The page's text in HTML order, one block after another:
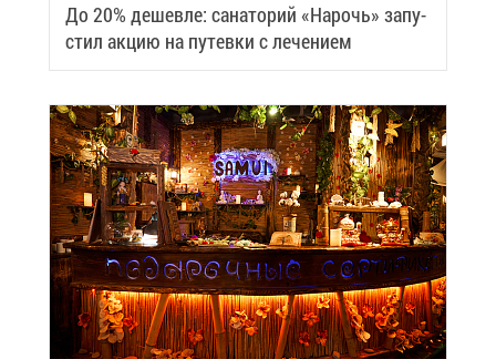
До 20% де­шев­ле: са­на­то­рий «На­рочь» за­пу­
стил ак­цию на пу­тев­ки с ле­че­ни­ем